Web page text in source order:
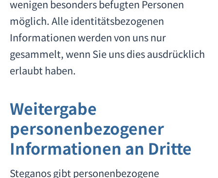
wenigen besonders befugten Personen
möglich. Alle identitätsbezogenen
Informationen werden von uns nur
gesammelt, wenn Sie uns dies ausdrücklich
erlaubt haben.
Weitergabe
personenbezogener
Informationen an Dritte
Steganos gibt personenbezogene